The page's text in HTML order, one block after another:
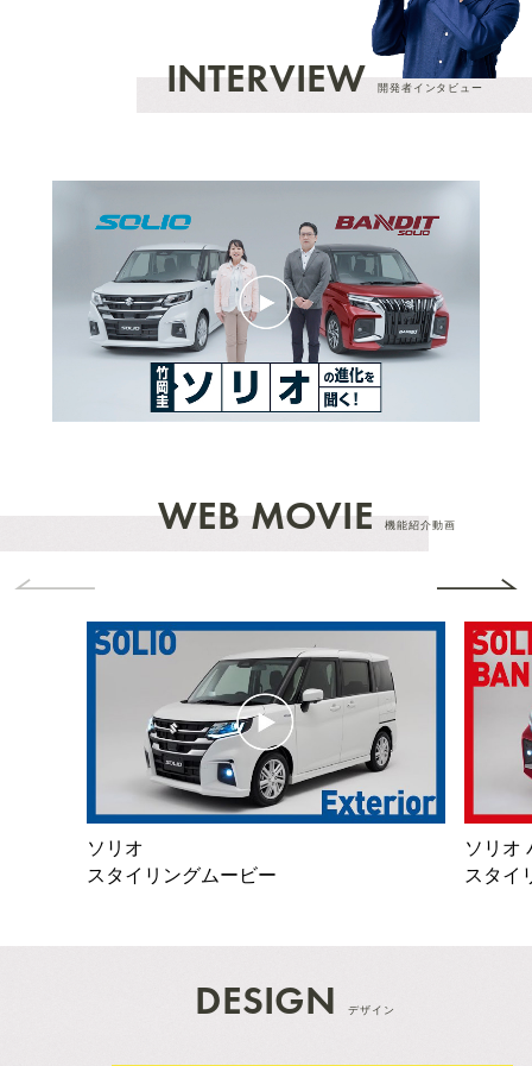
INTERVIEW 開発者インタビュー
WEB MOVIE 機能紹介動画
ソリオ
スタイリングムービー
ソリオ
スタイ
DESIGN デザイン